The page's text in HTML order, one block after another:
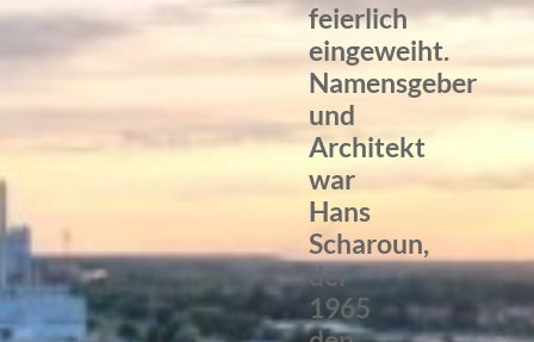
feierlich
eingeweiht.
Namensgeber
und
Architekt
war
Hans
Scharoun,
der
1965